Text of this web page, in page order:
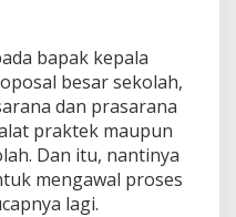
bapak kepala
besar sekolah,
dan prasarana
praktek maupun
Dan itu, nantinya
mengawal proses
lagi.